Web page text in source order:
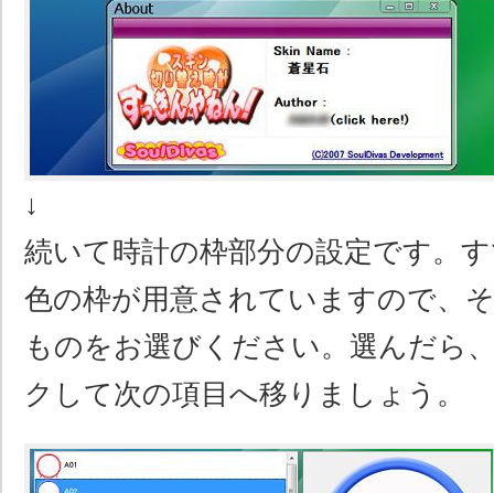
↓
続いて時計の枠部分の設定です。
色の枠が用意されていますので、
ものをお選びください。選んだら
クして次の項目へ移りましょう。